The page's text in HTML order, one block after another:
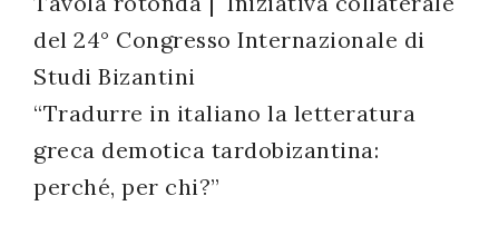
del 24° Congresso Internazionale di
Studi Bizantini
“Tradurre in italiano la letteratura
greca demotica tardobizantina:
perché, per chi?”